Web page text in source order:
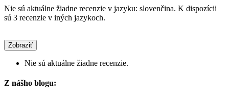
Nie sú aktuálne žiadne recenzie v jazyku: slovenčina. K dispozícii
sú 3 recenzie v iných jazykoch.
Zobraziť
Nie sú aktuálne žiadne recenzie.
Z nášho blogu: